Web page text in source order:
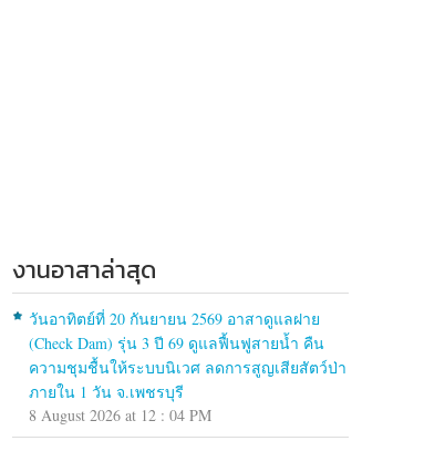
งานอาสาล่าสุด
วันอาทิตย์ที่ 20 กันยายน 2569 อาสาดูแลฝาย
(Check Dam) รุ่น 3 ปี 69 ดูแลฟื้นฟูสายน้ำ คืน
ความชุมชื้นให้ระบบนิเวศ ลดการสูญเสียสัตว์ป่า
ภายใน 1 วัน จ.เพชรบุรี
8 August 2026 at 12 : 04 PM